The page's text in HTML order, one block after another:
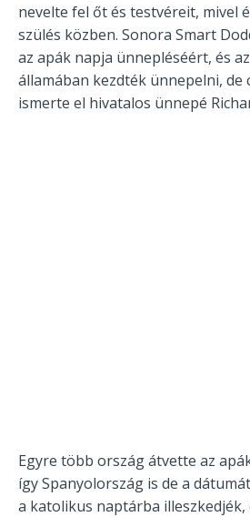
nevelte fel őt és testvéreit, mivel
szülés közben. Sonora Smart
az apák napja ünnepléséért, és
államában kezdték ünnepelni, de
ismerte el hivatalos ünnepé
Egyre több ország átvette az
így Spanyolország is de a
a katolikus naptárba illeszkedjék,